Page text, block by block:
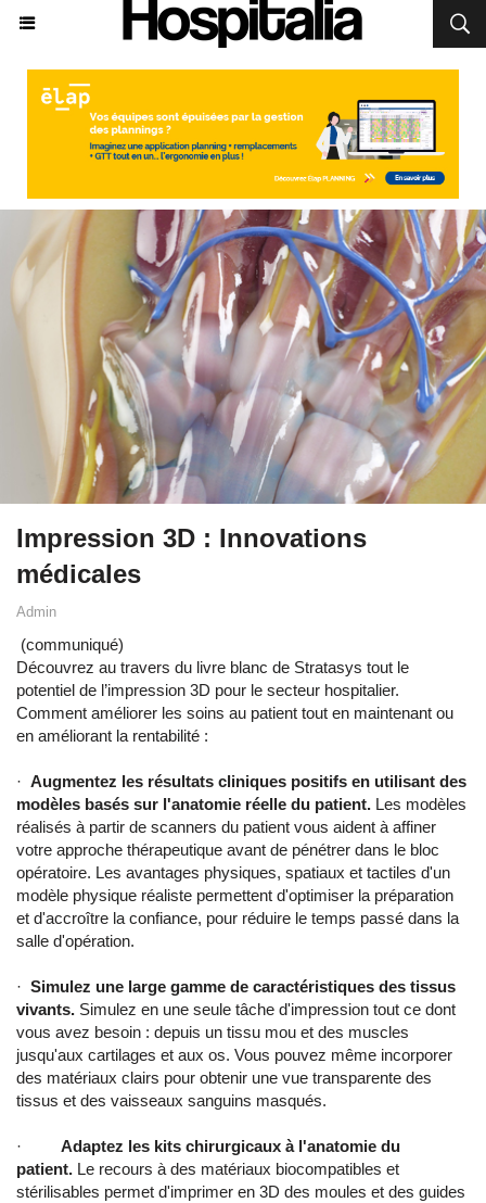
Impression 3D : Innovations
médicales
Admin
(communiqué)
Découvrez au travers du livre blanc de Stratasys tout le
potentiel de l’impression 3D pour le secteur hospitalier.
Comment améliorer les soins au patient tout en maintenant ou
en améliorant la rentabilité :
· Augmentez les résultats cliniques positifs en utilisant des
modèles basés sur l'anatomie réelle du patient. Les modèles
réalisés à partir de scanners du patient vous aident à affiner
votre approche thérapeutique avant de pénétrer dans le bloc
opératoire. Les avantages physiques, spatiaux et tactiles d'un
modèle physique réaliste permettent d'optimiser la préparation
et d'accroître la confiance, pour réduire le temps passé dans la
salle d'opération.
· Simulez une large gamme de caractéristiques des tissus
vivants. Simulez en une seule tâche d'impression tout ce dont
vous avez besoin : depuis un tissu mou et des muscles
jusqu'aux cartilages et aux os. Vous pouvez même incorporer
des matériaux clairs pour obtenir une vue transparente des
tissus et des vaisseaux sanguins masqués.
· Adaptez les kits chirurgicaux à l'anatomie du
patient. Le recours à des matériaux biocompatibles et
stérilisables permet d'imprimer en 3D des moules et des guides